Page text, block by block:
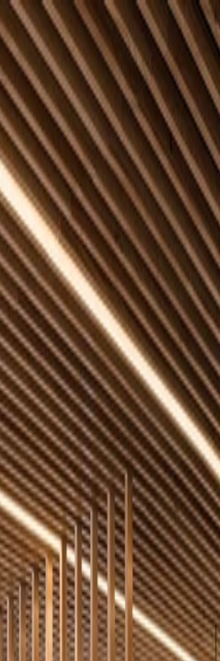
الصفحة الرئيسية
الشركة
الاستدامة
المنتجات
المشاريع
المدونة
التواصل
AR